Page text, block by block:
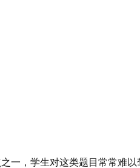
一，学生对这类题目常常难